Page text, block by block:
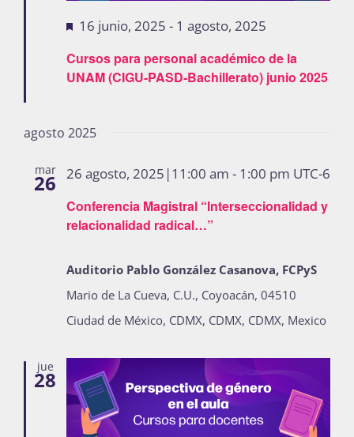
Cursos para personal académico de la
UNAM (CIGU-PASD-Bachillerato) junio 2025
Destacadas
16 junio, 2025 - 1 agosto, 2025
agosto 2025
mar
26
Conferencia Magistral “Interseccionalidad y
relacionalidad radical…”
26 agosto, 2025|11:00 am - 1:00 pm UTC-6
Auditorio Pablo González Casanova, FCPyS
Mario de La Cueva, C.U., Coyoacán, 04510
Ciudad de México, CDMX, CDMX, CDMX, Mexico
jue
28